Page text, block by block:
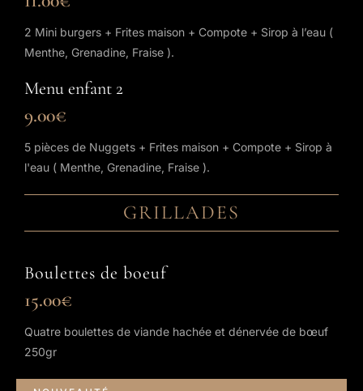
2 Mini burgers + Frites maison + Compote + Sirop à l’eau (
Menthe, Grenadine, Fraise ).
Menu enfant 2
9.00€
5 pièces de Nuggets + Frites maison + Compote + Sirop à
l'eau ( Menthe, Grenadine, Fraise ).
GRILLADES
Boulettes de boeuf
15.00€
Quatre boulettes de viande hachée et dénervée de bœuf
250gr